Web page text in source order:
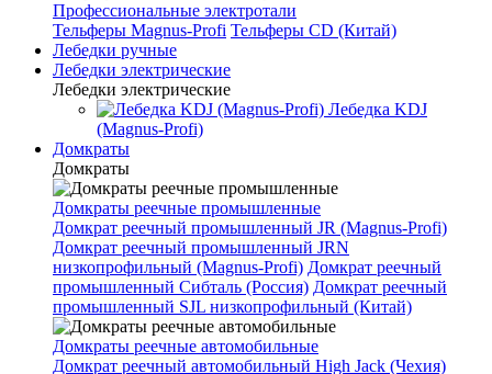
Профессиональные электротали
Тельферы Magnus-Profi Тельферы CD (Китай)
Лебедки ручные
Лебедки электрические
Лебедки электрические
Лебедка KDJ
(Magnus-Profi)
Домкраты
Домкраты
Домкраты реечные промышленные
Домкрат реечный промышленный JR (Magnus-Profi)
Домкрат реечный промышленный JRN
низкопрофильный (Magnus-Profi) Домкрат реечный
промышленный Сибталь (Россия) Домкрат реечный
промышленный SJL низкопрофильный (Китай)
Домкраты реечные автомобильные
Домкрат реечный автомобильный High Jack (Чехия)